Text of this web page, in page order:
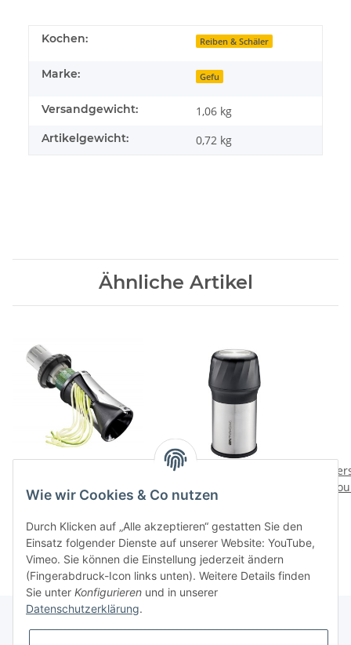
Kochen: Reiben & Schäler
Marke: Gefu
Versandgewicht: 1,06 kg
Artikelgewicht: 0,72 kg
Ähnliche Artikel
2.0
33,40 CHF*
Fein- und Flockenhobel
45,20 CHF
Wie wir Cookies & Co nutzen
Durch Klicken auf „Alle akzeptieren“ gestatten Sie den
Einsatz folgender Dienste auf unserer Website: YouTube,
Vimeo. Sie können die Einstellung jederzeit ändern
(Fingerabdruck-Icon links unten). Weitere Details finden
Sie unter Konfigurieren und in unserer
Datenschutzerklärung.